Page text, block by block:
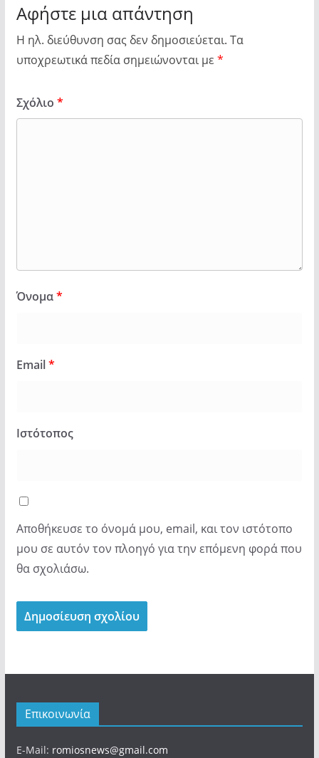
Αφήστε μια απάντηση
Η ηλ. διεύθυνση σας δεν δημοσιεύεται. Τα
υποχρεωτικά πεδία σημειώνονται με *
Σχόλιο *
Όνομα*
Email*
Ιστότοπος
Αποθήκευσε το όνομά μου, email, και τον ιστότοπο
μου σε αυτόν τον πλοηγό για την επόμενη φορά που
θα σχολιάσω.
Επικοινωνία
E-Mail: romiosnews@gmail.com